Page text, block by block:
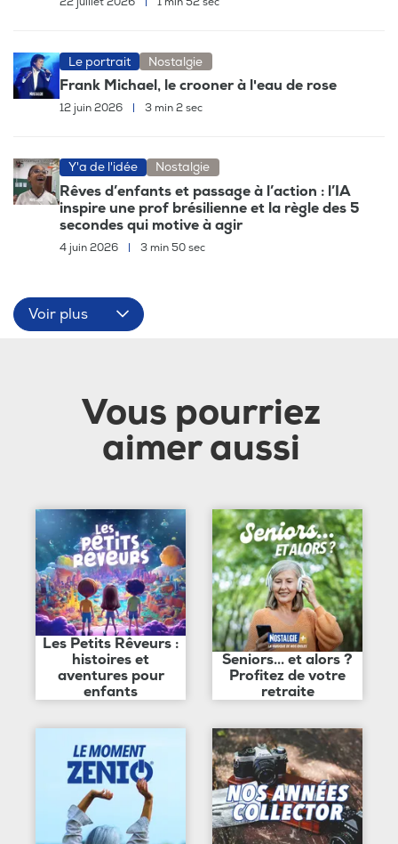
Le portrait Nostalgie
Frank Michael, le crooner à l'eau de rose
12 juin 2026 3 min 2 sec
Y'a de l'idée Nostalgie
Rêves d’enfants et passage à l’action : l’IA
inspire une prof brésilienne et la règle des 5
secondes qui motive à agir
4 juin 2026 3 min 50 sec
Voir plus
Vous pourriez
aimer aussi
Les Petits Rêveurs :
histoires et
aventures pour
enfants
Seniors... et alors ?
Profitez de votre
retraite